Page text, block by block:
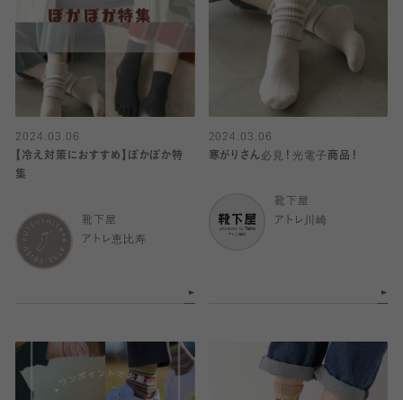
2024.03.06
【冷え対策におすすめ】ぽかぽか特
集
靴下屋
アトレ恵比寿
2024.03.06
寒がりさん必見！光電子商品！
靴下屋
アトレ川崎